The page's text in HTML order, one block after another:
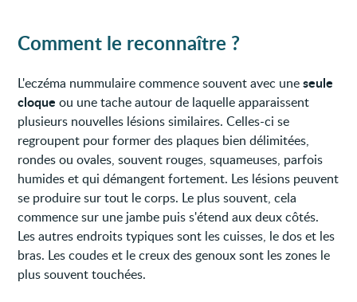
Comment le reconnaître ?
L'eczéma nummulaire commence souvent avec uneseule
cloque ou une tache autour de laquelle apparaissent
plusieurs nouvelles lésions similaires. Celles-ci se
regroupent pour former des plaques bien délimitées,
rondes ou ovales, souvent rouges, squameuses, parfois
humides et qui démangent fortement. Les lésions peuvent
se produire sur tout le corps. Le plus souvent, cela
commence sur une jambe puis s'étend aux deux côtés.
Les autres endroits typiques sont les cuisses, le dos et les
bras. Les coudes et le creux des genoux sont les zones le
plus souvent touchées.